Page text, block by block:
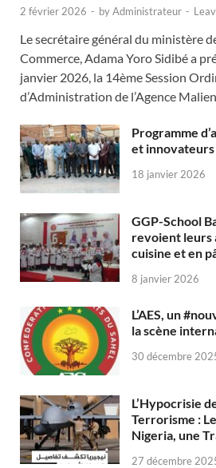
2 février 2026 - byAdministrateur -
Le secrétaire général du ministère
Commerce, Adama Yoro Sidibé a
janvier 2026, la 14ème Session
d’Administration de l’Agence
Programme
et
18 janvier 2026
GGP-School
revoient leurs
cuisine et en
8 janvier 2026
L’AES, un
la scène
30 décembre
L’Hypocrisie
Terrorisme :
Nigeria, une
27 décembre